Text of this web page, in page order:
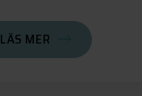
LÄS MER